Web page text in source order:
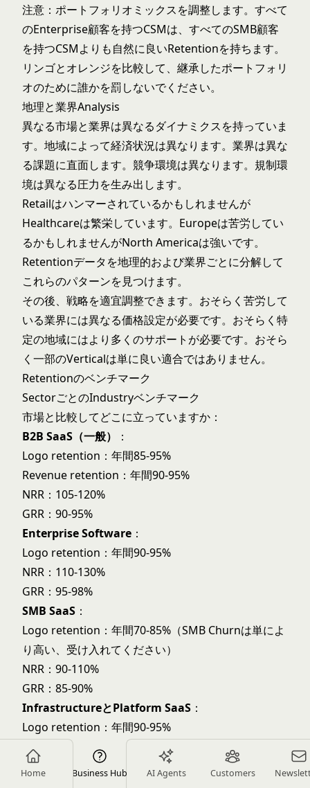
Home Business Hub AI Agents Customers
注意：ポートフォリオミックスを調整します。すべて
のEnterprise顧客を持つCSMは、すべてのSMB顧客
を持つCSMよりも自然に良いRetentionを持ちます。
リンゴとオレンジを比較して、継承したポートフォリ
オのために誰かを罰しないでください。
地理と業界Analysis
異なる市場と業界は異なるダイナミクスを持っていま
す。地域によって経済状況は異なります。業界は異な
る課題に直面します。競争環境は異なります。規制環
境は異なる圧力を生み出します。
Retailはハンマーされているかもしれませんが
Healthcareは繁栄しています。Europeは苦労してい
るかもしれませんがNorth Americaは強いです。
Retentionデータを地理的および業界ごとに分解して
これらのパターンを見つけます。
その後、戦略を適宜調整できます。おそらく苦労して
いる業界には異なる価格設定が必要です。おそらく特
定の地域にはより多くのサポートが必要です。おそら
く一部のVerticalは単に良い適合ではありません。
Retentionのベンチマーク
SectorごとのIndustryベンチマーク
市場と比較してどこに立っていますか：
B2B SaaS（一般）
：
Logo retention：年間85-95%
Revenue retention：年間90-95%
NRR：105-120%
GRR：90-95%
Enterprise Software ：
Logo retention：年間90-95%
NRR：110-130%
GRR：95-98%
SMB SaaS ：
Logo retention：年間70-85%（SMB Churnは単によ
り高い、受け入れてください）
NRR：90-110%
GRR：85-90%
InfrastructureとPlatform SaaS ：
Logo retention：年間90-95%
NRR：120-140%（ここではExpansionが巨大です）
GRR：95-98%